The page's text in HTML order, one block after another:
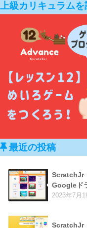
上級カリキュラムを
最近の投稿
ScratchJr
Googleド
2023年7月
ScratchJr